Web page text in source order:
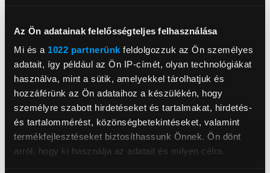
Az Ön adatainak felelősségteljes felhasználása
Mi és a 1022 partnerünk feldolgozzuk az Ön személyes
adatait, így például az Ön IP-címét, olyan technológiákat
használva, mint a sütik, amelyekkel tárolhatjuk és
hozzáférünk az Ön adataihoz a készülékén, hogy
személyre szabott hirdetéseket és tartalmakat, hirdetés-
és tartalommérést, közönségbetekintéseket, valamint
termékfejlesztéseket biztosíthassunk Önnek. Ön dönt
arról, hogy ki használja az adatait és milyen célra.
Főzőlap típus
Kerámia főzőlap
Tűzhely típus
Villanytűzhely
Sütő űrtartalma
70 l
Digitális kijelző
Igen
Légkeverés
Igen
Szín
Inox
Szélesség
50 cm